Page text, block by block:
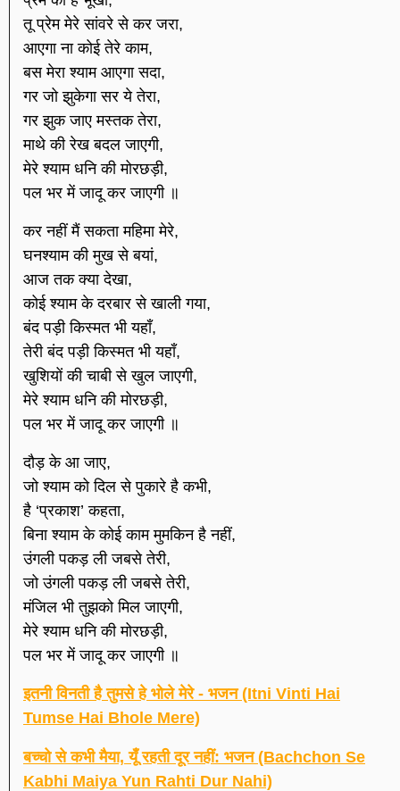
तू प्रेम मेरे सांवरे से कर जरा,
आएगा ना कोई तेरे काम,
बस मेरा श्याम आएगा सदा,
गर जो झुकेगा सर ये तेरा,
गर झुक जाए मस्तक तेरा,
माथे की रेख बदल जाएगी,
मेरे श्याम धनि की मोरछड़ी,
पल भर में जादू कर जाएगी ॥
कर नहीं मैं सकता महिमा मेरे,
घनश्याम की मुख से बयां,
आज तक क्या देखा,
कोई श्याम के दरबार से खाली गया,
बंद पड़ी किस्मत भी यहाँ,
तेरी बंद पड़ी किस्मत भी यहाँ,
खुशियों की चाबी से खुल जाएगी,
मेरे श्याम धनि की मोरछड़ी,
पल भर में जादू कर जाएगी ॥
दौड़ के आ जाए,
जो श्याम को दिल से पुकारे है कभी,
है ‘प्रकाश’ कहता,
बिना श्याम के कोई काम मुमकिन है नहीं,
उंगली पकड़ ली जबसे तेरी,
जो उंगली पकड़ ली जबसे तेरी,
मंजिल भी तुझको मिल जाएगी,
मेरे श्याम धनि की मोरछड़ी,
पल भर में जादू कर जाएगी ॥
इतनी विनती है तुमसे हे भोले मेरे - भजन (Itni Vinti Hai
Tumse Hai Bhole Mere)
बच्चो से कभी मैया, यूँ रहती दूर नहीं: भजन (Bachchon Se
Kabhi Maiya Yun Rahti Dur Nahi)